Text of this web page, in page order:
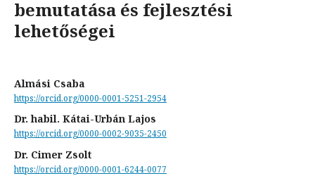
bemutatása és fejlesztési
lehetőségei
Almási Csaba
https://orcid.org/0000-0001-5251-2954
Dr. habil. Kátai-Urbán Lajos
https://orcid.org/0000-0002-9035-2450
Dr. Cimer Zsolt
https://orcid.org/0000-0001-6244-0077